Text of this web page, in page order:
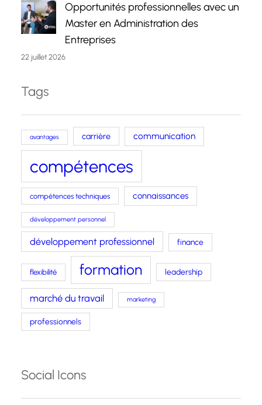
Opportunités professionnelles avec un
Master en Administration des
Entreprises
22 juillet 2026
Tags
avantages carrière communication
compétences
compétences techniques connaissances
développement personnel
développement professionnel finance
flexibilité formation leadership
marché du travail marketing
professionnels
Social Icons